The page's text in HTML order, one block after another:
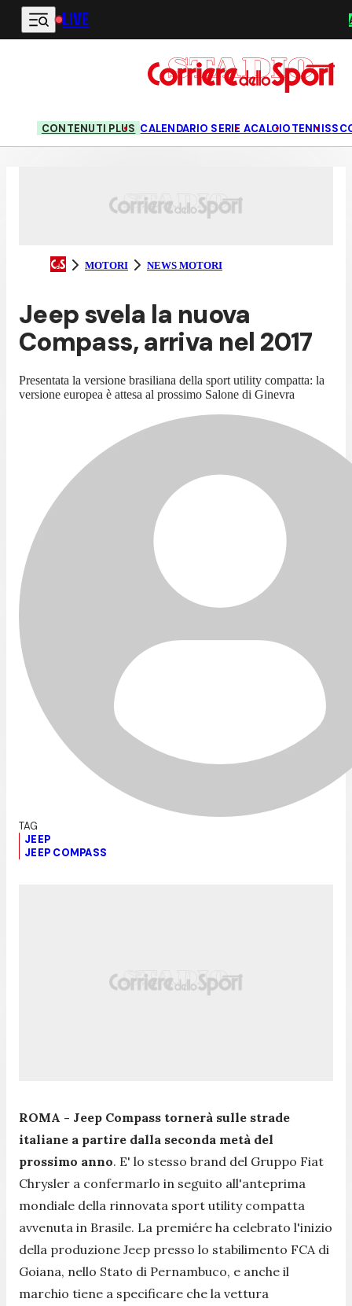
Vai al contenuto principale
LIVE
CONTENUTI PLUS CALENDARIO SERIE ACALCIOTENNIS
MOTORI NEWS MOTORI
Jeep svela la nuova
Compass, arriva nel 2017
Presentata la versione brasiliana della sport utility compatta: la
versione europea è attesa al prossimo Salone di Ginevra
JEEP
JEEP COMPASS
ROMA - Jeep Compass tornerà sulle strade
italiane a partire dalla seconda metà del
prossimo anno. E' lo stesso brand del Gruppo Fiat
Chrysler a confermarlo in seguito all'anteprima
mondiale della rinnovata sport utility compatta
avvenuta in Brasile. La premiére ha celebrato l'inizio
della produzione Jeep presso lo stabilimento FCA di
Goiana, nello Stato di Pernambuco, e anche il
marchio tiene a specificare che la vettura